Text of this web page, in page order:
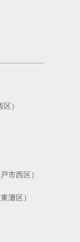
）
市西区）
灘区）